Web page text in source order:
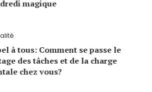
magique
à tous: Comment se passe le
des tâches et de la charge
chez vous?